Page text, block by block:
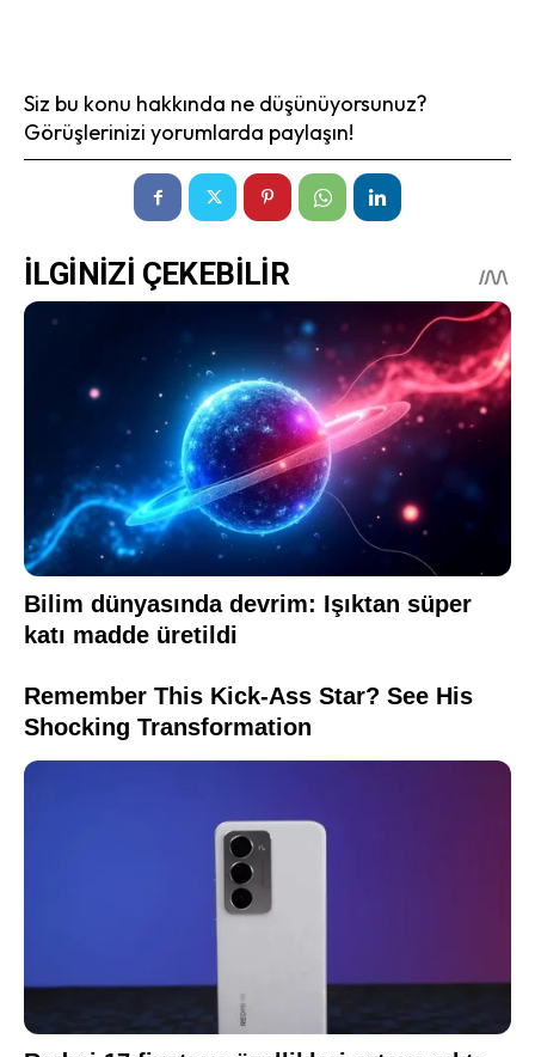
Siz bu konu hakkında ne düşünüyorsunuz?
Görüşlerinizi yorumlarda paylaşın!